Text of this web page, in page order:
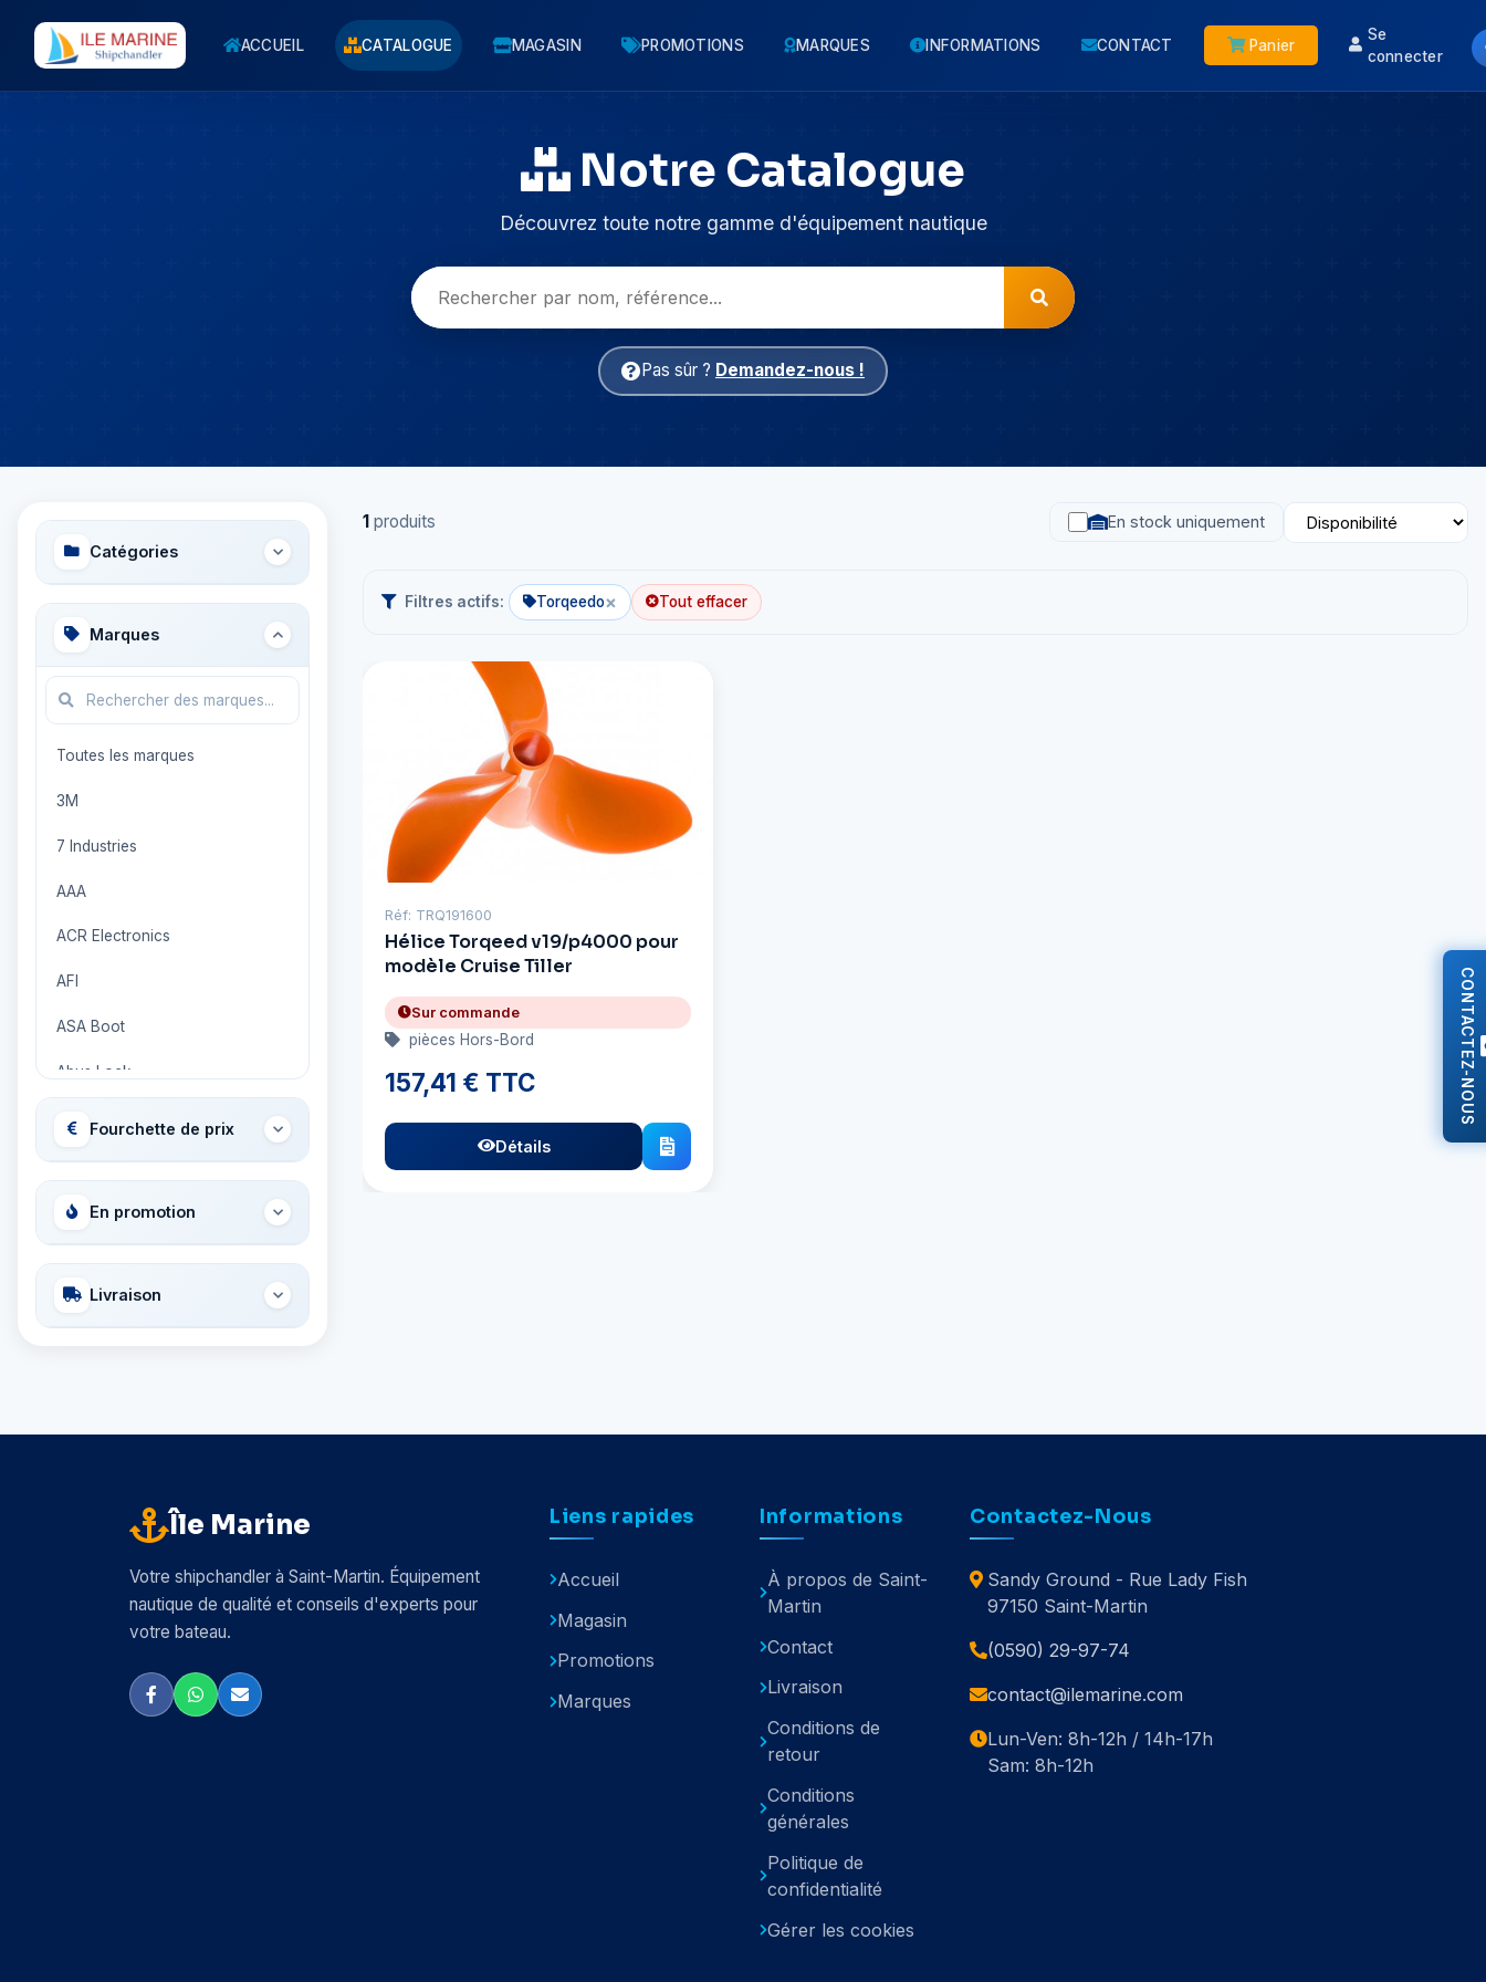
CONTACTEZ-NOUS
ACCUEIL CATALOGUE MAGASIN PROMOTIONS MARQUES INFORMATIONS CONTACT Panier
Se
connecter
Notre Catalogue
Découvrez toute notre gamme d'équipement nautique
Pas sûr ? Demandez-nous !
Catégories
Marques
Toutes les marques
3M
7 Industries
AAA
ACR Electronics
AFI
ASA Boot
Abus Lock
Airhead
Allied International
Ameritool
Aqua Signal
Arc Marine
Fourchette de prix
En promotion
Livraison
1 produits En stock uniquement
Filtres actifs: Torqeedo× Tout effacer
Réf: TRQ191600
Hélice Torqeed v19/p4000 pour
modèle Cruise Tiller
Sur commande
pièces Hors-Bord
157,41 € TTC
Détails
Île Marine
Votre shipchandler à Saint-Martin. Équipement
nautique de qualité et conseils d'experts pour
votre bateau.
Liens rapides
Accueil
Magasin
Promotions
Marques
Informations
À propos de Saint-
Martin
Contact
Livraison
Conditions de
retour
Conditions
générales
Politique de
confidentialité
Gérer les cookies
Contactez-Nous
Sandy Ground - Rue Lady Fish
97150 Saint-Martin
(0590) 29-97-74
contact@ilemarine.com
Lun-Ven: 8h-12h / 14h-17h
Sam: 8h-12h